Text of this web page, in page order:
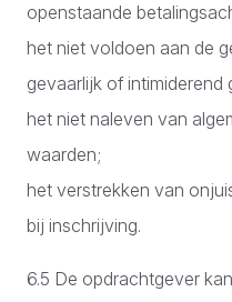
openstaande
het niet voldoen aan de
gevaarlijk of intimiderend
het niet naleven van
waarden;
het verstrekken van
bij inschrijving.
6.5 De opdrachtgever